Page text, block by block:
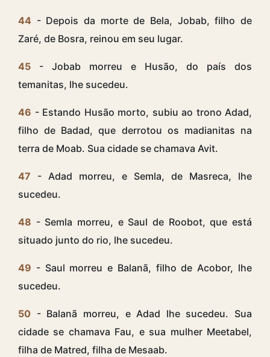
44 - Depois da morte de Bela, Jobab, filho de
Zaré, de Bosra, reinou em seu lugar.
45 - Jobab morreu e Husão, do país dos
temanitas, lhe sucedeu.
46 - Estando Husão morto, subiu ao trono Adad,
filho de Badad, que derrotou os madianitas na
terra de Moab. Sua cidade se chamava Avit.
47 - Adad morreu, e Semla, de Masreca, lhe
sucedeu.
48 - Semla morreu, e Saul de Roobot, que está
situado junto do rio, lhe sucedeu.
49 - Saul morreu e Balanã, filho de Acobor, lhe
sucedeu.
50 - Balanã morreu, e Adad lhe sucedeu. Sua
cidade se chamava Fau, e sua mulher Meetabel,
filha de Matred, filha de Mesaab.